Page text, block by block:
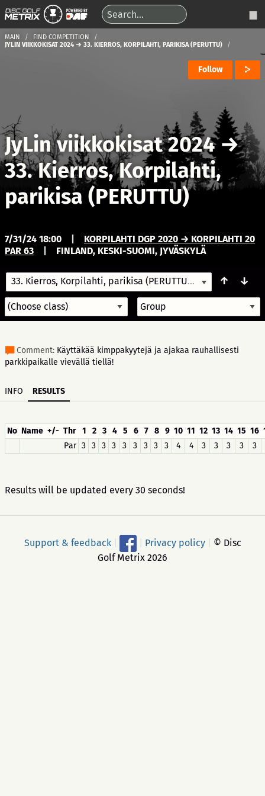
MAIN
FIND COMPETITION
JYLIN VIIKKOKISAT 2024 → 33. KIERROS, KORPILAHTI, PARIKISA (PERUTTU)
Follow
JyLin viikkokisat 2024→
33. Kierros, Korpilahti,
parikisa (PERUTTU)
7/31/24 18:00
KORPILAHTI DGP 2020 → KORPILAHTI 20
PAR 63
FINLAND, KESKI-SUOMI, JYVÄSKYLÄ
33. Kierros, Korpilahti, parikisa (PERUTTU)7/31/24 18:00
↑ ↓
Comment: Käyttäkää kimppakyytejä ja ajakaa rauhallisesti
parkkipaikalle vievällä tiellä!
INFO RESULTS
No Name +/- Thr 1 2 3 4 5 6 7 8 9 10 11 12 13 14 15 16
Par 3 3 3 3 3 3 3 3 3 4 4 3 3 3 3 3
Results will be updated every 30 seconds!
Support & feedback Privacy policy
© Disc
Golf Metrix 2026